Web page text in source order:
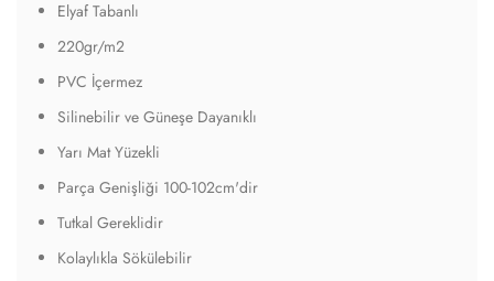
Elyaf Tabanlı
220gr/m2
PVC İçermez
Silinebilir ve Güneşe Dayanıklı
Yarı Mat Yüzekli
Parça Genişliği 100-102cm'dir
Tutkal Gereklidir
Kolaylıkla Sökülebilir